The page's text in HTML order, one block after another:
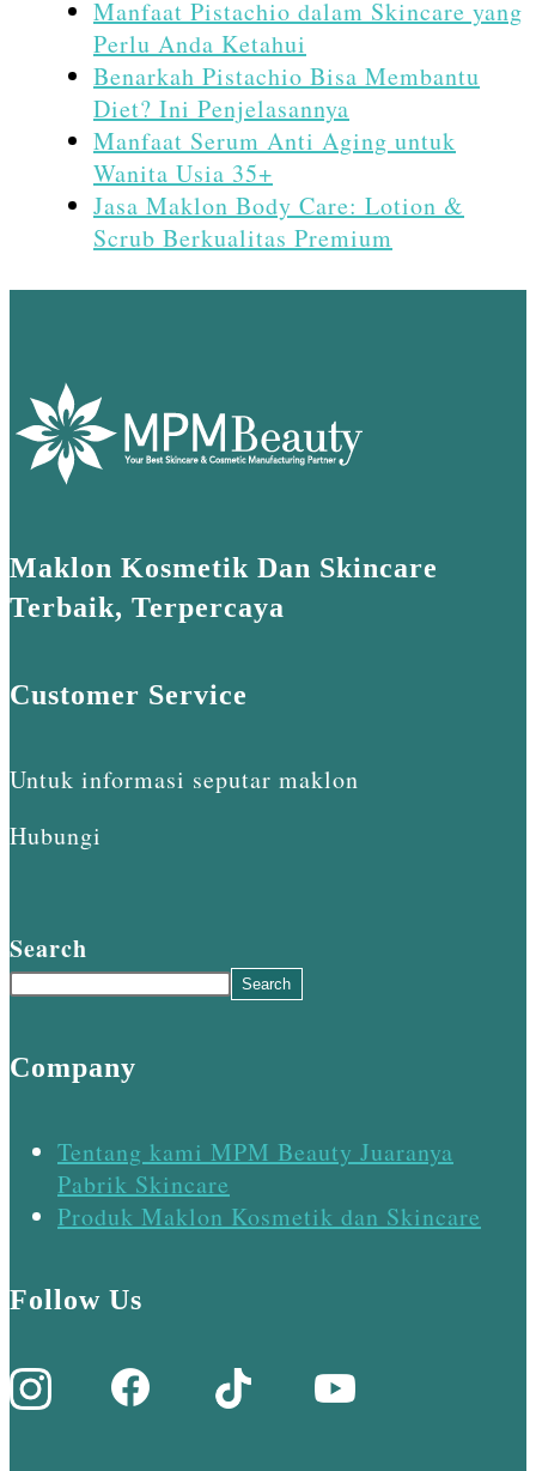
Manfaat Pistachio dalam Skincare yang
Perlu Anda Ketahui
Benarkah Pistachio Bisa Membantu
Diet? Ini Penjelasannya
Manfaat Serum Anti Aging untuk
Wanita Usia 35+
Jasa Maklon Body Care: Lotion &
Scrub Berkualitas Premium
Maklon Kosmetik Dan Skincare
Terbaik, Terpercaya
Customer Service
Untuk informasi seputar maklon
Hubungi
Search
Search
Company
Tentang kami MPM Beauty Juaranya
Pabrik Skincare
Produk Maklon Kosmetik dan Skincare
Follow Us